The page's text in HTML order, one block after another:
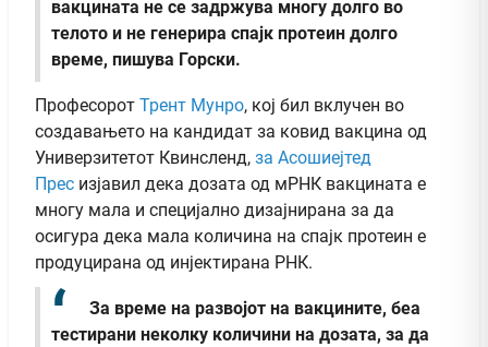
вакцината не се задржува многу долго во
телото и не генерира спајк протеин долго
време, пишува Горски.
Професорот Трент Мунро, кој бил вклучен во
создавањето на кандидат за ковид вакцина од
Универзитетот Квинсленд, за Асошиејтед
Прес изјавил дека дозата од мРНК вакцината е
многу мала и специјално дизајнирана за да
осигура дека мала количина на спајк протеин е
продуцирана од инјектирана РНК.
За време на развојот на вакцините, беа
тестирани неколку количини на дозата, за да